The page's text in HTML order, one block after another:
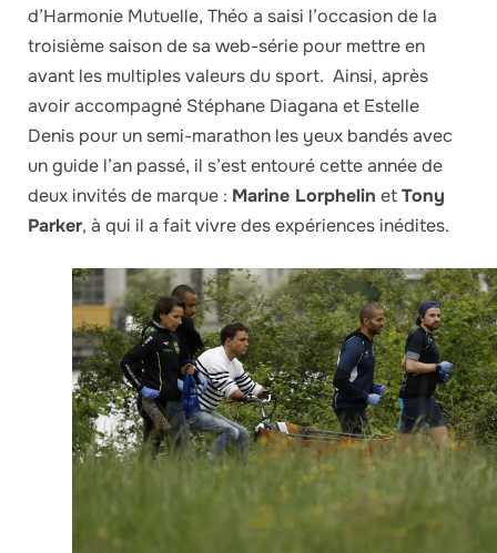
d’Harmonie Mutuelle, Théo a saisi l’occasion de la
troisième saison de sa web-série pour mettre en
avant les multiples valeurs du sport. Ainsi, après
avoir accompagné Stéphane Diagana et Estelle
Denis pour un semi-marathon les yeux bandés avec
un guide l’an passé, il s’est entouré cette année de
deux invités de marque : Marine Lorphelin etTony
Parker, à qui il a fait vivre des expériences inédites.